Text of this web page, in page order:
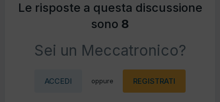
Le risposte a questa discussione
sono 8
Sei un Meccatronico?
ACCEDI oppure REGISTRATI